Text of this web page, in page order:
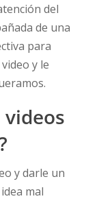
del
de una
para
y le
videos
y darle un
mal